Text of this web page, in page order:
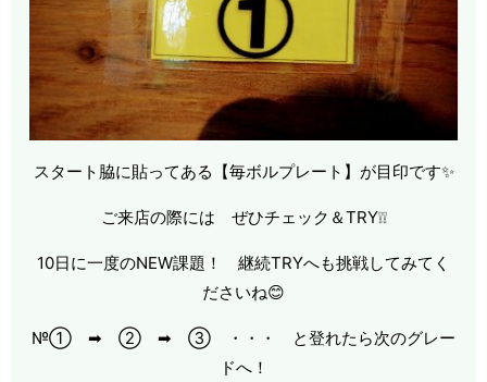
スタート脇に貼ってある【毎ボルプレート】が目印です✨
ご来店の際には ぜひチェック＆TRY❕❕
10日に一度のNEW課題！ 継続TRYへも挑戦してみてく
ださいね😊
№① ➡ ② ➡ ③ ・・・ と登れたら次のグレー
ドへ！